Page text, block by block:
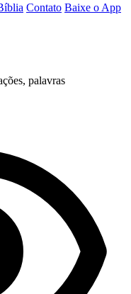
Contato Baixe o App
palavras